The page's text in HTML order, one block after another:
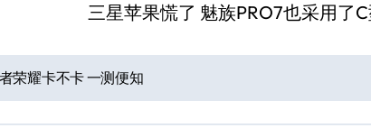
荣耀卡不卡 一测便知